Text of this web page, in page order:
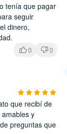
tenía que pagar
seguir
dinero,
0 0
que recibí de
y
preguntas que